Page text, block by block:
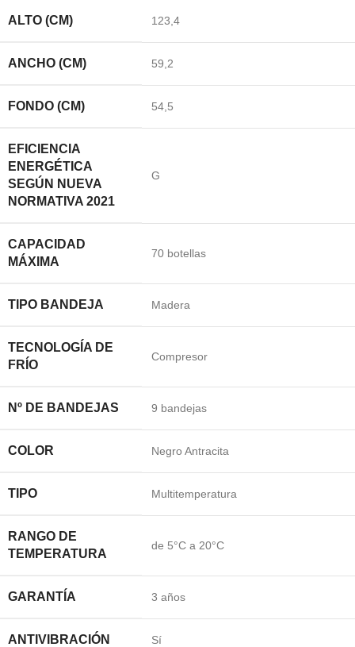
ALTO (CM) 123,4
ANCHO (CM) 59,2
FONDO (CM) 54,5
EFICIENCIA
ENERGÉTICA
SEGÚN NUEVA
NORMATIVA 2021
G
CAPACIDAD
MÁXIMA
70 botellas
TIPO BANDEJA Madera
TECNOLOGÍA DE
FRÍO
Compresor
Nº DE BANDEJAS 9 bandejas
COLOR Negro Antracita
TIPO Multitemperatura
RANGO DE
TEMPERATURA
de 5°C a 20°C
GARANTÍA 3 años
ANTIVIBRACIÓN Sí